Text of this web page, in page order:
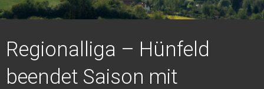
Regionalliga – Hünfeld
beendet Saison mit